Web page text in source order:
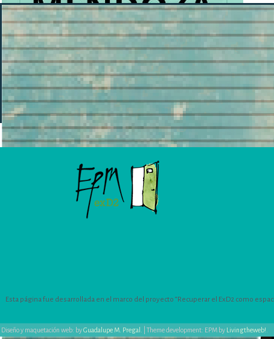
Esta página fue desarrollada en el marco del proyecto “Recuperar el ExD2 como
Diseño y maquetación web: byGuadalupe M. Pregal Theme development: EPM by Livingtheweb!